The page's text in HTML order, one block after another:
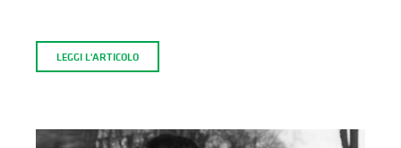
LEGGI L'ARTICOLO